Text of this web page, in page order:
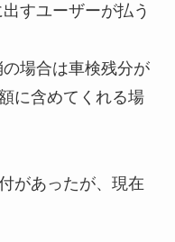
すユーザーが払う
場合は車検残分が
に含めてくれる場
があったが、現在